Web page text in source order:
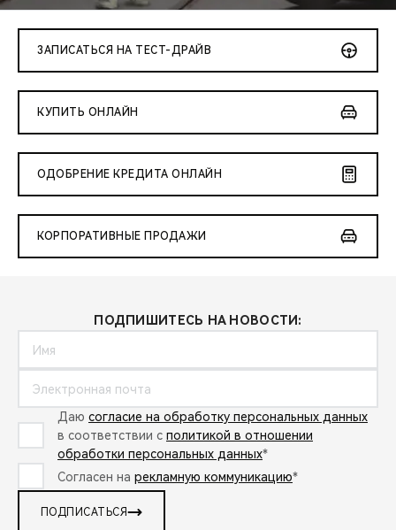
CHERY И СПОРТ
НАШИ МЕРОПРИЯТИЯ
ВИДЕООБЗОРЫ
CHERY ДЛЯ ДЕТЕЙ
ЗАПИСАТЬСЯ НА ТЕСТ-ДРАЙВ
КУПИТЬ ОНЛАЙН
ОДОБРЕНИЕ КРЕДИТА ОНЛАЙН
КОРПОРАТИВНЫЕ ПРОДАЖИ
ПОДПИШИТЕСЬ НА НОВОСТИ:
Даю согласие на обработку персональных данных
в соответствии с политикой в отношении
обработки персональных данных*
Согласен на рекламную коммуникацию*
ПОДПИСАТЬСЯ